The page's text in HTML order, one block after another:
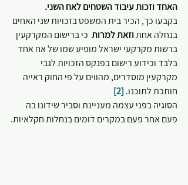
האחד וזכות עיבוד השטחים לאח השני.
בקבעו כך, הכיר בית המשפט בזכויות שני האחים
בנחלה אחת וזאת למרות כי ברישום המקרקעין
ברשות מקרקעי ישראל מופיע שמו של אח אחד
בלבד וכידוע רישום בפנקס הזכויות לגבי
מקרקעין מוסדרים, מהווים על פי החוק ראייה
חותכת לתוכנו. [2]
הסוגיה בפני עצמה מעניינת וסביר שידונו בה
פעם אחר פעם במקרים דומים בנחלות חקלאיות.